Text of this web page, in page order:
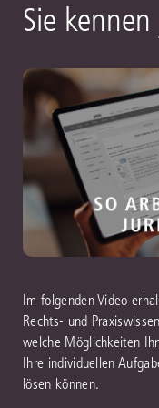
Sie
Im folgenden Video
Rechts- und
welche Möglichkeiten
Ihre individuellen
lösen können.